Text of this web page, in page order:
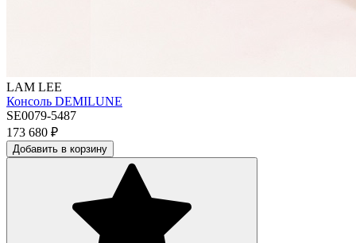
LAM LEE
Консоль DEMILUNE
SE0079-5487
173 680 ₽
Добавить в корзину